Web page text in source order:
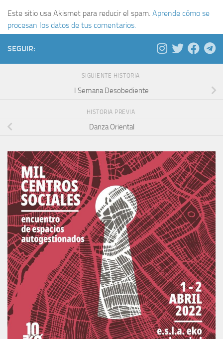
Este sitio usa Akismet para reducir el spam. Aprende cómo se
procesan los datos de tus comentarios.
SEGUIR:
SIGUIENTE HISTORIA
I Semana Desobediente
HISTORIA PREVIA
Danza Oriental